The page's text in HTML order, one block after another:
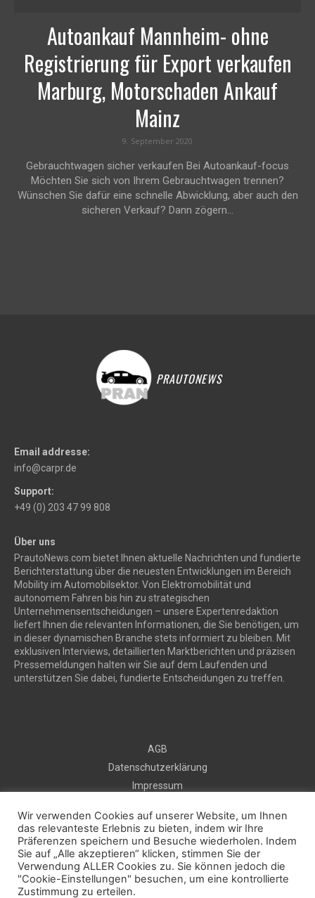
Autoankauf Mannheim- ohne
Registrierung für Export verkaufen
Marburg, Motorschaden Ankauf
Mainz
9. September 2020
Gebrauchtwagen sicher verkaufen Bei Autoankauf-focus
Möchten Sie sich von Ihrem Gebrauchtwagen trennen?
Wünschen Sie dafür eine schnelle Abwicklung, aber auch den
sicheren Verkauf? Dann zögern...
PRAUTONEWS
Email addresse:
info@carpr.de
Support:
+49 (0) 203 47 99 808
Über uns
PrautoNews.com bietet Ihnen aktuelle Nachrichten und fundierte
Berichterstattung über die neuesten Entwicklungen im Bereich
Mobility im Automobilsektor. Von Elektromobilität und
autonomem Fahren bis hin zu strategischen
Unternehmensentscheidungen – unsere Expertenredaktion
liefert Ihnen die relevanten Informationen, die Sie benötigen, um
in dieser dynamischen Branche stets informiert zu bleiben. Mit
exklusiven Interviews, detaillierten Marktberichten und präzisen
Pressemeldungen halten wir Sie auf dem Laufenden und
unterstützen Sie dabei, fundierte Entscheidungen zu treffen.
AGB
Datenschutzerklärung
Impressum
Kontakt
Kostenlos Pressemeldung veröffentlichen
2025 © prautonews.com
Wir verwenden Cookies auf unserer Website, um Ihnen
das relevanteste Erlebnis zu bieten, indem wir Ihre
Präferenzen speichern und Besuche wiederholen. Indem
Sie auf „Alle akzeptieren“ klicken, stimmen Sie der
Verwendung ALLER Cookies zu. Sie können jedoch die
"Cookie-Einstellungen" besuchen, um eine kontrollierte
Zustimmung zu erteilen.